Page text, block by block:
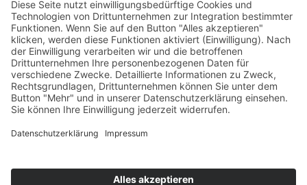
Top Möbelhaus mit hervorragender Beratung und
Qualitätsmöbel